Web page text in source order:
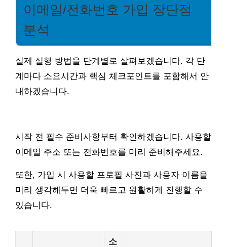
이메일/전화번호 가입 장단점
분석
실제 실행 방법을 단계별로 살펴보겠습니다. 각 단
계마다 소요시간과 핵심 체크포인트를 포함해서 안
내하겠습니다.
시작 전 필수 준비사항부터 확인하겠습니다. 사용할
이메일 주소 또는 전화번호를 미리 준비해주세요.
또한, 가입 시 사용할 프로필 사진과 사용자 이름을
미리 생각해두면 더욱 빠르고 원활하게 진행할 수
있습니다.
소